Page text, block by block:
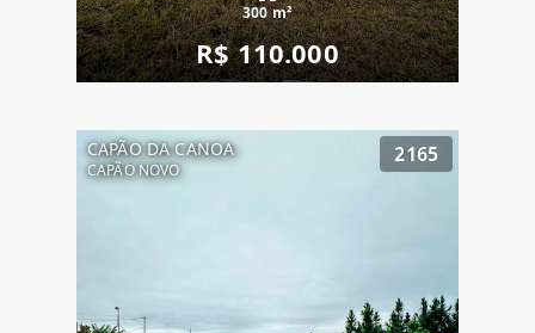
300 m²
R$ 110.000
CAPÃO DA CANOA
CAPÃO NOVO
2165